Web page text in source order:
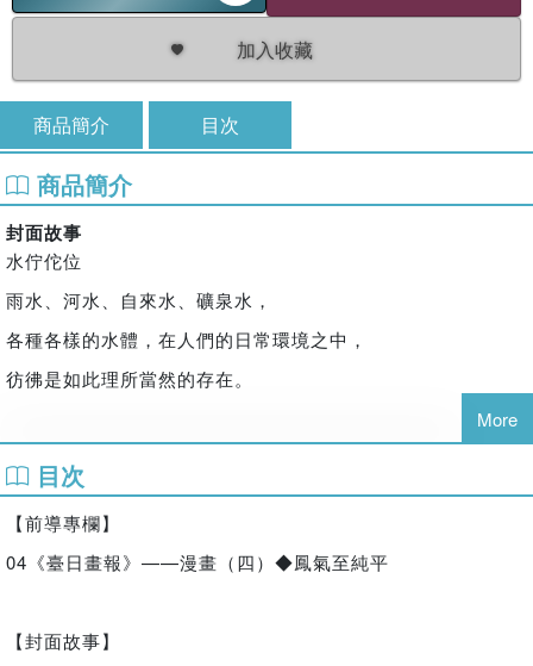
加入收藏
商品簡介 目次
商品簡介
封面故事
水佇佗位
雨水、河水、自來水、礦泉水，
各種各樣的水體，在人們的日常環境之中，
彷彿是如此理所當然的存在。
水也同時流動於我們很少察覺到的地方，
一幅畫、一首歌、一段歷史、一個夢境——
「水，佇佗位？」
More
目次
【前導專欄】
04《臺日畫報》——漫畫（四）◆鳳氣至純平
【封面故事】